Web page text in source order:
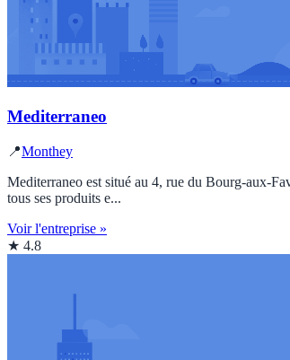
Mediterraneo
📍Monthey
Mediterraneo est situé au 4, rue du Bourg-aux-
tous ses produits e...
Voir l'entreprise »
★ 4.8